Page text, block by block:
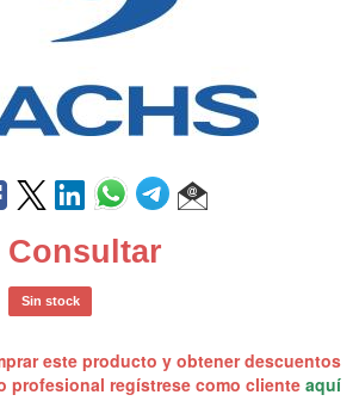
Consultar
Sin stock
este producto y obtener descuentos
profesional regístrese como cliente aquí